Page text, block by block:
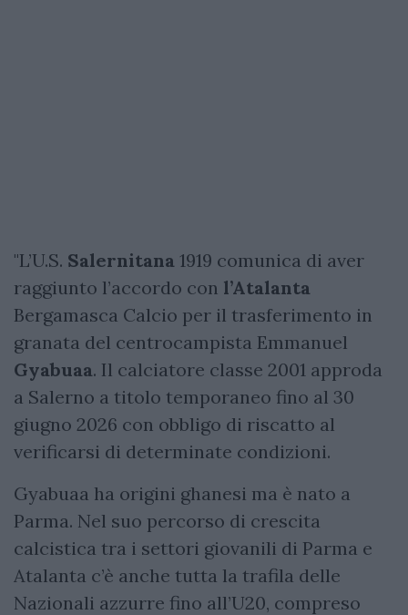
"L’U.S. Salernitana 1919 comunica di aver
raggiunto l’accordo con l’Atalanta
Bergamasca Calcio per il trasferimento in
granata del centrocampista Emmanuel
Gyabuaa. Il calciatore classe 2001 approda
a Salerno a titolo temporaneo fino al 30
giugno 2026 con obbligo di riscatto al
verificarsi di determinate condizioni.
Gyabuaa ha origini ghanesi ma è nato a
Parma. Nel suo percorso di crescita
calcistica tra i settori giovanili di Parma e
Atalanta c’è anche tutta la trafila delle
Nazionali azzurre fino all’U20, compreso